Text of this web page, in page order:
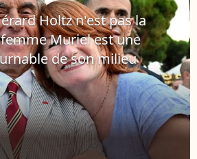
Holtz n'est pas la
Muriel est une
de son milieu